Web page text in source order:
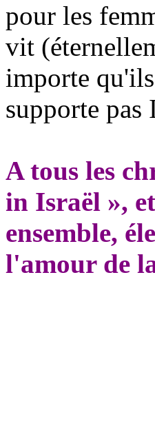
pour les
vit
importe
supporte pas
A tous les
in Israël », et
ensemble,
l'amour de